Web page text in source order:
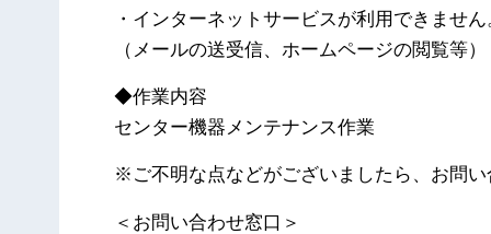
・インターネットサービスが利用できません
（メールの送受信、ホームページの閲覧等）
◆作業内容
センター機器メンテナンス作業
※ご不明な点などがございましたら、お問い
＜お問い合わせ窓口＞